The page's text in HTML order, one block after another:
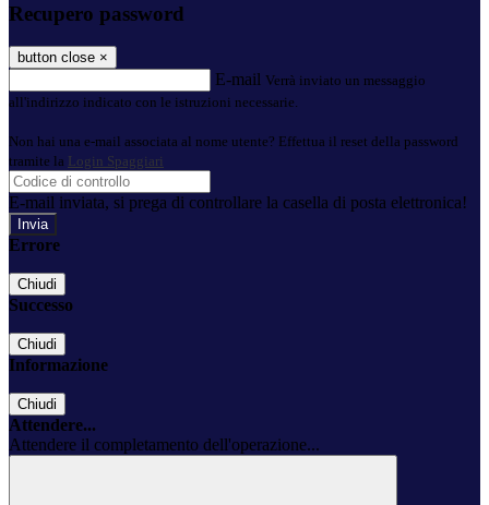
Recupero password
button close ×
E-mail Verrà inviato un messaggio
all'indirizzo indicato con le istruzioni necessarie.
Non hai una e-mail associata al nome utente? Effettua il reset della password
tramite la Login Spaggiari
E-mail inviata, si prega di controllare la casella di posta elettronica!
Errore
Chiudi
Successo
Chiudi
Informazione
Chiudi
Attendere...
Attendere il completamento dell'operazione...